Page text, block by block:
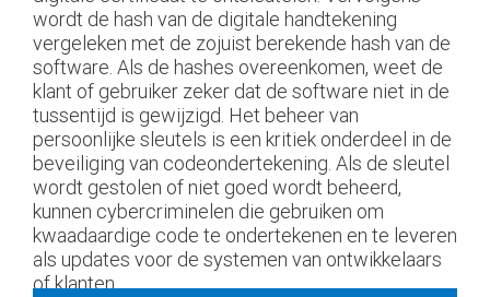
wordt de hash van de digitale handtekening
vergeleken met de zojuist berekende hash van de
software. Als de hashes overeenkomen, weet de
klant of gebruiker zeker dat de software niet in de
tussentijd is gewijzigd. Het beheer van
persoonlijke sleutels is een kritiek onderdeel in de
beveiliging van codeondertekening. Als de sleutel
wordt gestolen of niet goed wordt beheerd,
kunnen cybercriminelen die gebruiken om
kwaadaardige code te ondertekenen en te leveren
als updates voor de systemen van ontwikkelaars
of klanten.